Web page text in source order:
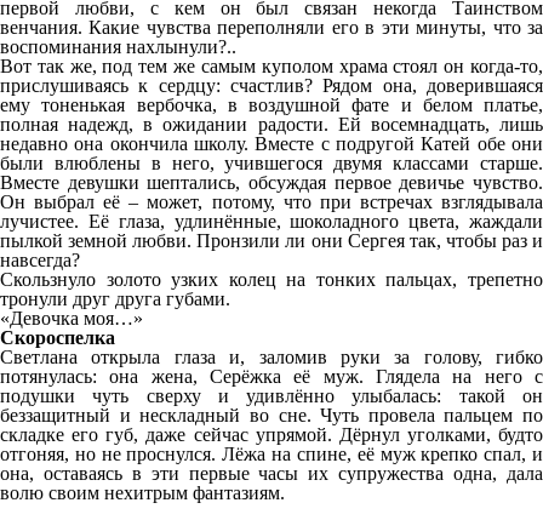
первой любви, с кем он был связан некогда Таинством
венчания. Какие чувства переполняли его в эти минуты, что за
воспоминания нахлынули?..
Вот так же, под тем же самым куполом храма стоял он когда-то,
прислушиваясь к сердцу: счастлив? Рядом она, доверившаяся
ему тоненькая вербочка, в воздушной фате и белом платье,
полная надежд, в ожидании радости. Ей восемнадцать, лишь
недавно она окончила школу. Вместе с подругой Катей обе они
были влюблены в него, учившегося двумя классами старше.
Вместе девушки шептались, обсуждая первое девичье чувство.
Он выбрал её – может, потому, что при встречах взглядывала
лучистее. Её глаза, удлинённые, шоколадного цвета, жаждали
пылкой земной любви. Пронзили ли они Сергея так, чтобы раз и
навсегда?
Скользнуло золото узких колец на тонких пальцах, трепетно
тронули друг друга губами.
«Девочка моя…»
Скороспелка
Светлана открыла глаза и, заломив руки за голову, гибко
потянулась: она жена, Серёжка её муж. Глядела на него с
подушки чуть сверху и удивлённо улыбалась: такой он
беззащитный и нескладный во сне. Чуть провела пальцем по
складке его губ, даже сейчас упрямой. Дёрнул уголками, будто
отгоняя, но не проснулся. Лёжа на спине, её муж крепко спал, и
она, оставаясь в эти первые часы их супружества одна, дала
волю своим нехитрым фантазиям.